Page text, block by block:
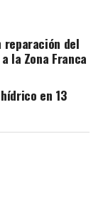
del
la Zona Franca
en 13